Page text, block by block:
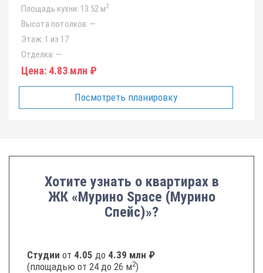
Площадь кухни: 13.52 м2
Высота потолков: —
Этаж: 1 из 17
Отделка: —
Цена: 4.83 млн ₽
Посмотреть планировку
Хотите узнать о квартирах в
ЖК «Мурино Space (Мурино
Спейс)»?
Студии от 4.05 до 4.39 млн ₽
(площадью от 24 до 26 м2)